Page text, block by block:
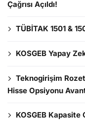
Çağrısı Açıldı!
TÜBİTAK 1501 &
KOSGEB Yapay
Teknogirişim
Hisse Opsiyonu
KOSGEB Kapasite